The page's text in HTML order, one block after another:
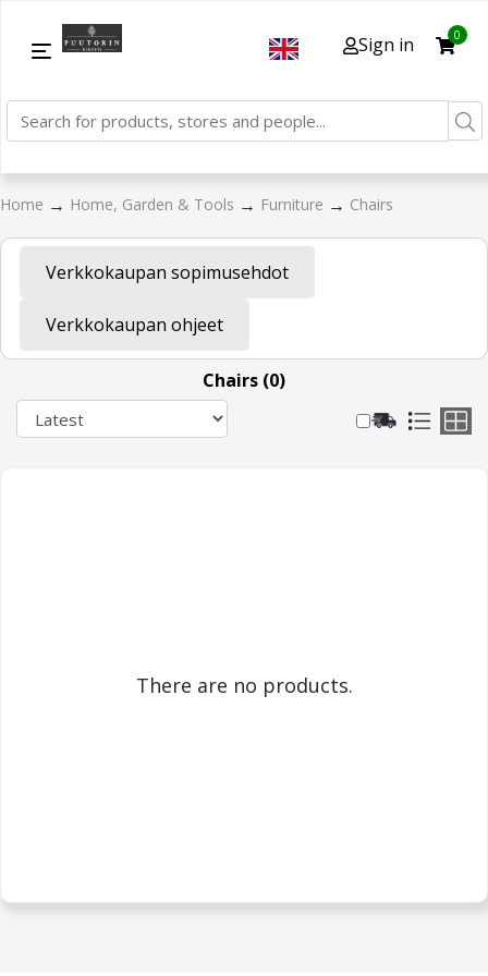
Sign in 0
Home → Home, Garden & Tools → Furniture → Chairs
Verkkokaupan sopimusehdot
Verkkokaupan ohjeet
Chairs (0)
There are no products.